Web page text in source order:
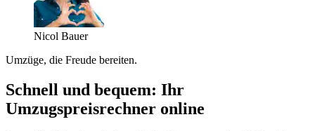
Nicol Bauer
Umzüge, die Freude bereiten.
Schnell und bequem: Ihr
Umzugspreisrechner online